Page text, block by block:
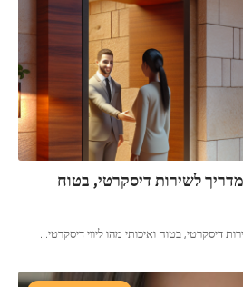
לשירות דיסקרטי, בטוח
דיסקרטי, בטוח ואיכותי מהו ליווי דיסקרטי